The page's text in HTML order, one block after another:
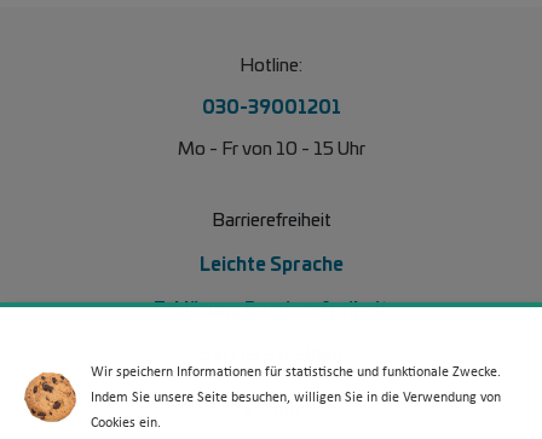
Hotline:
030-39001201
Mo - Fr von 10 - 15 Uhr
Barrierefreiheit
Leichte Sprache
Erklärung Barrierefreiheit
Footer Menü 2 (WdKA 26)
Archiv
Wir speichern Informationen für statistische und funktionale Zwecke.
Indem Sie unsere Seite besuchen, willigen Sie in die Verwendung von
Cookies ein.